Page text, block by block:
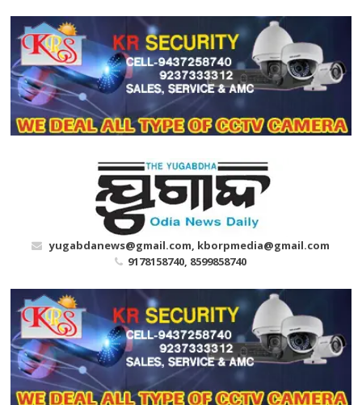
content
yugabdanews@gmail.com, kborpmedia@gmail.com
9178158740, 8599858740